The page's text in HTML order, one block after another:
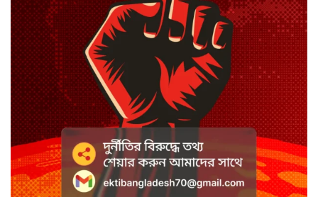
কটাক্ষ আর বিদ্রূপে জমে উঠেছে
ভ্যান্সের রাজনীতি
সৌদি আরবে হুতি হামলায় শিশুসহ
আহত ১১